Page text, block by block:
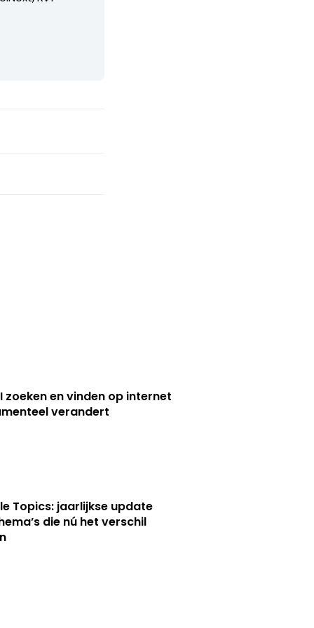
zoeken en vinden op internet
verandert
Topics: jaarlijkse update
die nú het verschil